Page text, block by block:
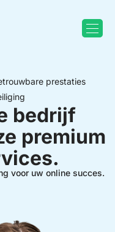
prestaties
bedrijf
premium
voor uw online succes.